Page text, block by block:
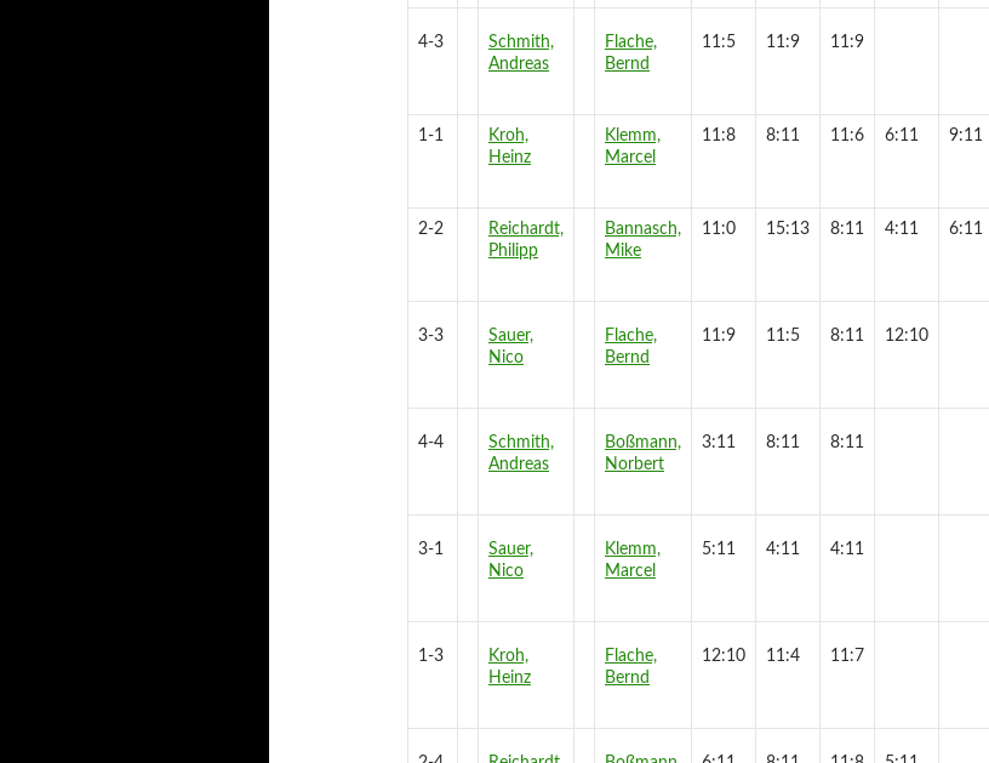
4-3
Schmith,
Andreas
Flache,
Bernd
11:5 11:9 11:9
1-1
Kroh,
Heinz
Klemm,
Marcel
11:8 8:11 11:6 6:11 9:11
2-2
Reichardt,
Philipp
Bannasch,
Mike
11:0 15:13 8:11 4:11 6:11
3-3
Sauer,
Nico
Flache,
Bernd
11:9 11:5 8:11 12:10
4-4
Schmith,
Andreas
Boßmann,
Norbert
3:11 8:11 8:11
3-1
Sauer,
Nico
Klemm,
Marcel
5:11 4:11 4:11
1-3
Kroh,
Heinz
Flache,
Bernd
12:10 11:4 11:7